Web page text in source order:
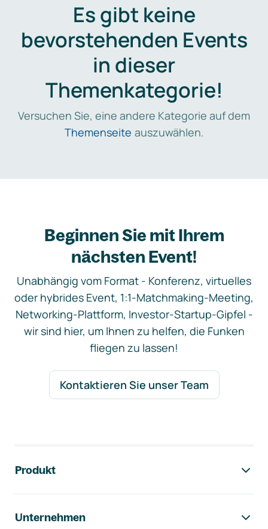
Es gibt keine
bevorstehenden Events
in dieser
Themenkategorie!
Versuchen Sie, eine andere Kategorie auf dem
Themenseite auszuwählen.
Beginnen Sie mit Ihrem
nächsten Event!
Unabhängig vom Format - Konferenz, virtuelles
oder hybrides Event, 1:1-Matchmaking-Meeting,
Networking-Plattform, Investor-Startup-Gipfel -
wir sind hier, um Ihnen zu helfen, die Funken
fliegen zu lassen!
Kontaktieren Sie unser Team
Produkt
Unternehmen